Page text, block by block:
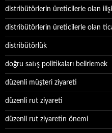
distribütörlerin üreticilerle olan
distribütörlerin üreticilerle olan
distribütörlük
doğru satış politikaları belirlemek
düzenli müşteri ziyareti
düzenli rut ziyareti
düzenli rut ziyaretin önemi